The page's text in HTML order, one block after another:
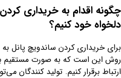
چگونه اقدام به خریداری
دلخواه خود کنیم؟
برای خریداری کردن ساندویچ پانل
روش این است که به صورت مستقیم
ارتباط برقرار کنیم. تولید کنندگان